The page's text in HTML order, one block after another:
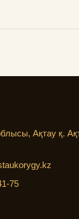
Ақтау қ.
75